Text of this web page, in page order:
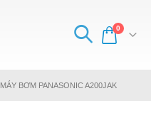
0
MÁY BƠM PANASONIC A200JAK